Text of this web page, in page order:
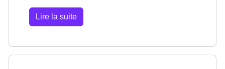
Lire la suite